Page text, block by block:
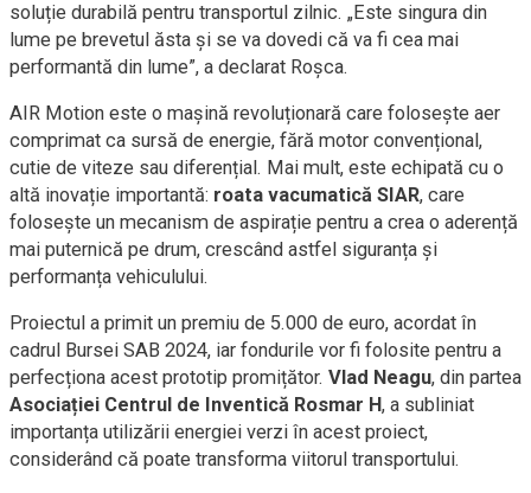
soluție durabilă pentru transportul zilnic. „Este singura din
lume pe brevetul ăsta şi se va dovedi că va fi cea mai
performantă din lume”, a declarat Roșca.
AIR Motion este o mașină revoluționară care folosește aer
comprimat ca sursă de energie, fără motor convențional,
cutie de viteze sau diferențial. Mai mult, este echipată cu o
altă inovație importantă: roata vacumatică SIAR, care
folosește un mecanism de aspirație pentru a crea o aderență
mai puternică pe drum, crescând astfel siguranța și
performanța vehiculului.
Proiectul a primit un premiu de 5.000 de euro, acordat în
cadrul Bursei SAB 2024, iar fondurile vor fi folosite pentru a
perfecționa acest prototip promițător. Vlad Neagu, din partea
Asociației Centrul de Inventică Rosmar H, a subliniat
importanța utilizării energiei verzi în acest proiect,
considerând că poate transforma viitorul transportului.